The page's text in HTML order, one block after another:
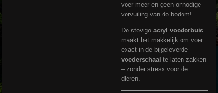
voer meer en geen onnodige
vervuiling van de bodem!
De stevige acryl voederbuis
maakt het makkelijk om voer
exact in de bijgeleverde
voederschaal te laten zakken
– zonder stress voor de
dieren.